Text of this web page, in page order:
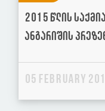
2015 წლის
ანგარიშის
05 February